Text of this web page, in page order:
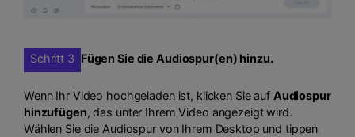
Schritt 3 Fügen Sie die Audiospur(en) hinzu.
Wenn Ihr Video hochgeladen ist, klicken Sie auf Audiospur
hinzufügen, das unter Ihrem Video angezeigt wird.
Wählen Sie die Audiospur von Ihrem Desktop und tippen